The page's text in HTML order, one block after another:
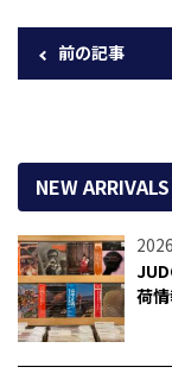
前の記事
NEW ARRIVALS
荷